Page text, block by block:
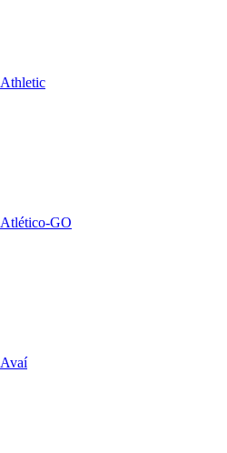
Athletic
Atlético-GO
Avaí